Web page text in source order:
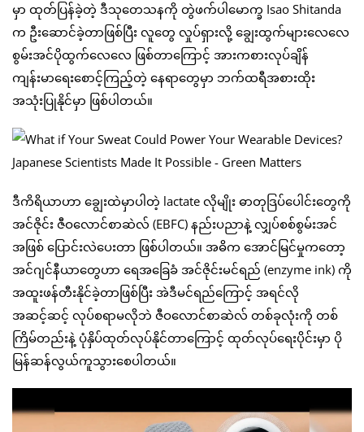
မှာ ထုတ်ပြန်ခဲ့တဲ့ ဒီသုတေသနကို တွဲဖက်ပါမောက္ခ Isao Shitanda
က ဦးဆောင်ခဲ့တာဖြစ်ပြီး လူတွေ လှုပ်ရှားလို့ ချွေးထွက်များလေလေ
စွမ်းအင်ပိုထွက်လေလေ ဖြစ်တာကြောင့် အားကစားလုပ်ချိန်
ကျန်းမာရေးစောင့်ကြည့်တဲ့ နေရာတွေမှာ ဘက်ထရီအစားထိုး
အသုံးပြုနိုင်မှာ ဖြစ်ပါတယ်။
ဒီကိရိယာဟာ ချွေးထဲမှာပါတဲ့ lactate လိုမျိုး ဓာတုဒြပ်ပေါင်းတွေကို
အင်ဇိုင်း ဇီဝလောင်စာဆဲလ် (EBFC) နည်းပညာနဲ့ လျှပ်စစ်စွမ်းအင်
အဖြစ် ပြောင်းလဲပေးတာ ဖြစ်ပါတယ်။ အဓိက အောင်မြင်မှုကတော့
အင်ဂျင်နီယာတွေဟာ ရေအခြေခံ အင်ဇိုင်းမင်ရည် (enzyme ink) ကို
အထူးဖန်တီးနိုင်ခဲ့တာဖြစ်ပြီး အဲဒီမင်ရည်ကြောင့် အရင်လို
အဆင့်ဆင့် လုပ်စရာမလိုဘဲ ဇီဝလောင်စာဆဲလ် တစ်ခုလုံးကို တစ်
ကြိမ်တည်းနဲ့ ပုံနှိပ်ထုတ်လုပ်နိုင်တာကြောင့် ထုတ်လုပ်ရေးပိုင်းမှာ ပို
မြန်ဆန်လွယ်ကူသွားစေပါတယ်။